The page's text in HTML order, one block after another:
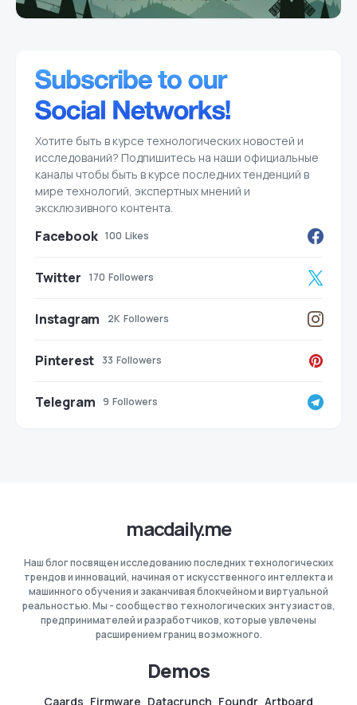
Хотите быть в курсе технологических новостей и
исследований? Подпишитесь на наши официальные
каналы чтобы быть в курсе последних тенденций в
мире технологий, экспертных мнений и
эксклюзивного контента.
Facebook 100 Likes
Twitter 170 Followers
Instagram 2K Followers
Pinterest 33 Followers
Telegram 9 Followers
macdaily.me
Наш блог посвящен исследованию последних технологических
трендов и инноваций, начиная от искусственного интеллекта и
машинного обучения и заканчивая блокчейном и виртуальной
реальностью. Мы - сообщество технологических энтузиастов,
предпринимателей и разработчиков, которые увлечены
расширением границ возможного.
Demos
Caards Firmware Datacrunch Foundr Artboard